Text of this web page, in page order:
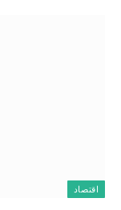
اقتصاد